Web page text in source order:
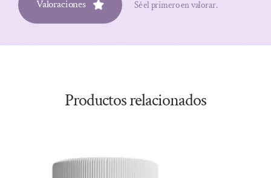
Valoraciones Sé el primero en valorar.
Productos relacionados